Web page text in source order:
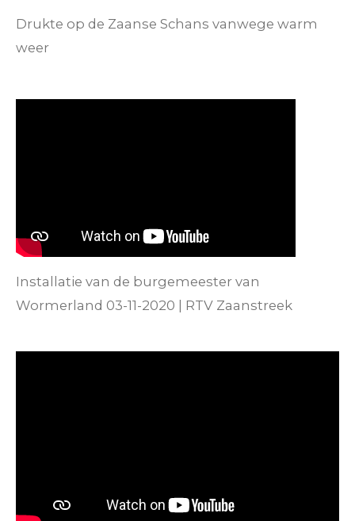
Drukte op de Zaanse Schans vanwege warm
weer
Installatie van de burgemeester van
Wormerland 03-11-2020 | RTV Zaanstreek